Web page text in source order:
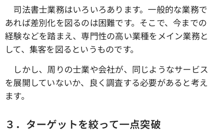
司法書士業務はいろいろあります。一般的な業務で
あれば差別化を図るのは困難です。そこで、今までの
経験などを踏まえ、専門性の高い業種をメイン業務と
して、集客を図るというものです。
しかし、周りの士業や会社が、同じようなサービス
を展開していないか、良く調査する必要があると考え
ます。
３．ターゲットを絞って一点突破